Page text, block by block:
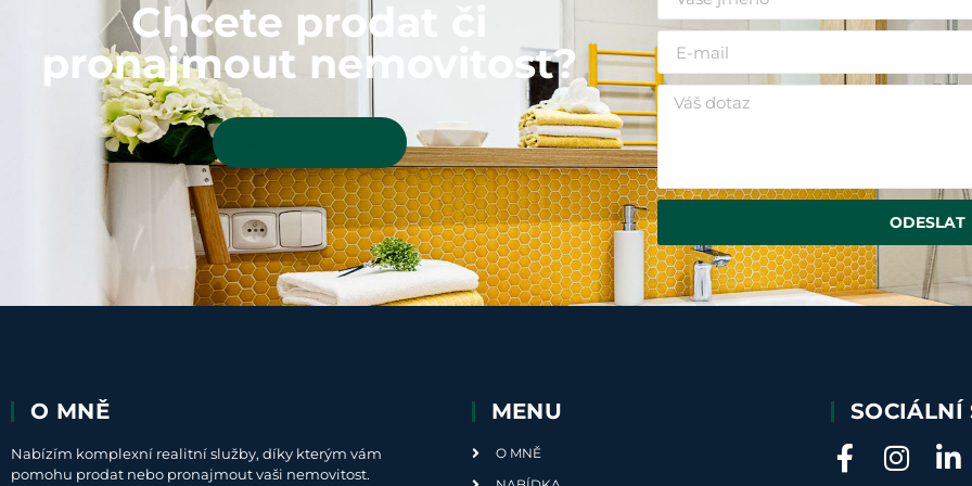
Chcete prodat či
pronajmout nemovitost?
ODESLAT
O MNĚ
Nabízím komplexní realitní služby, díky kterým vám
pomohu prodat nebo pronajmout vaši nemovitost.
MENU
O MNĚ
SOCIÁLNÍ